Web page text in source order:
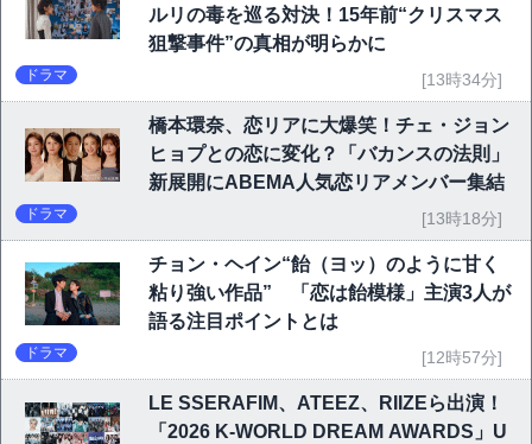
ルリの毒を巡る対決！15年前“クリスマス
狙撃事件”の真相が明らかに
ドラマ [13時34分]
橋本環奈、恋リアに大爆笑！チェ・ジョン
ヒョプとの恋に変化？「バカンスの法則」
新展開にABEMA人気恋リアメンバー集結
ドラマ [13時18分]
チョン・ヘイン“飴（ヨッ）のように甘く
粘り強い作品” 「恋は飴模様」主演3人が
語る注目ポイントとは
ドラマ [12時57分]
LE SSERAFIM、ATEEZ、RIIZEら出演！
「2026 K-WORLD DREAM AWARDS」U